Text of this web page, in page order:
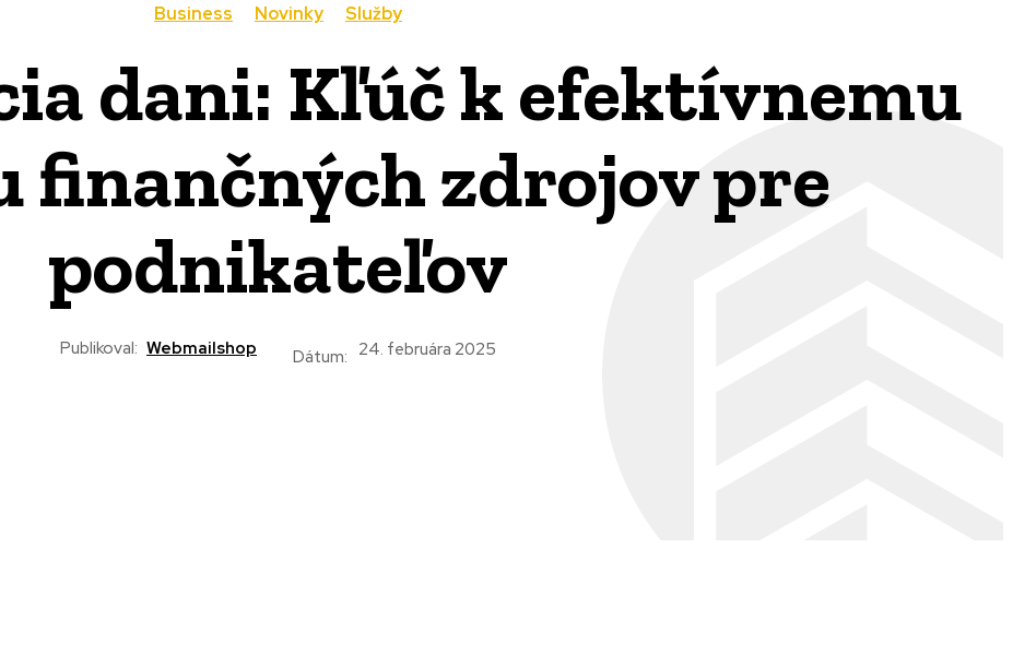
Business Novinky Služby
dani: Kľúč k efektívnemu
finančných zdrojov pre
podnikateľov
Publikoval: Webmailshop Dátum: 24. februára 2025